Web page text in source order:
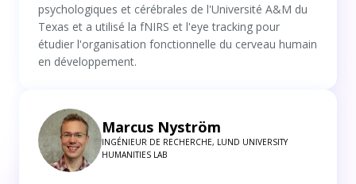
psychologiques et cérébrales de l'Université A&M du
Texas et a utilisé la fNIRS et l'eye tracking pour
étudier l'organisation fonctionnelle du cerveau humain
en développement.
Marcus Nyström
INGÉNIEUR DE RECHERCHE, LUND UNIVERSITY
HUMANITIES LAB